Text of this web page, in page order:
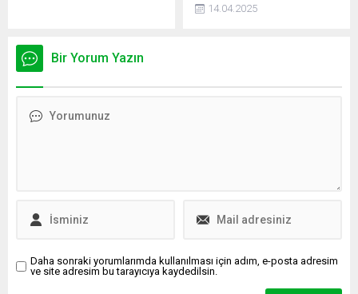
bir sanat buluşması
14.04.2025
Bir Yorum Yazın
Daha sonraki yorumlarımda kullanılması için adım, e-posta adresim
ve site adresim bu tarayıcıya kaydedilsin.